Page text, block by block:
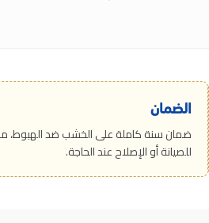
الضمان
ضمان سنة كاملة على الخشب ضد الهبوط،
للصيانة أو الإصلاح عند الحاجة.